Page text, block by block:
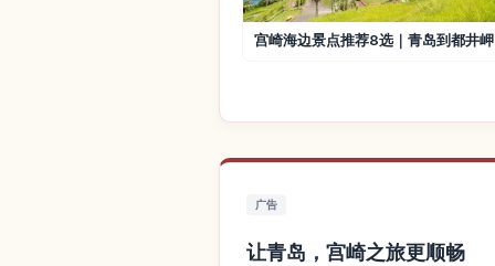
宫崎海边景点推荐8选｜青岛到都井岬
广告
让青岛，宫崎之旅更顺畅